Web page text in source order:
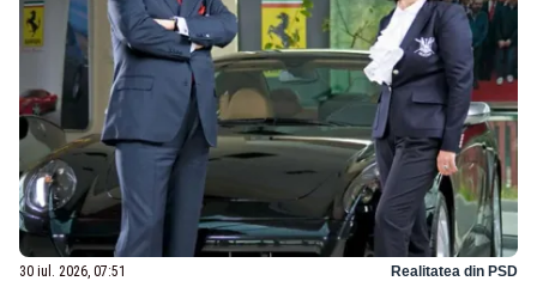
30 iul. 2026, 07:51 Realitatea din PSD